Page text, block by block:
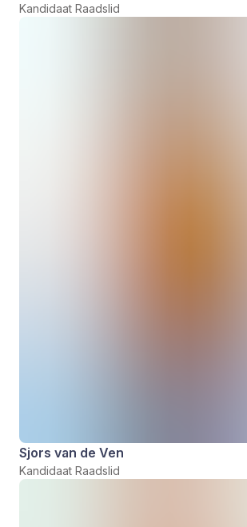
Kandidaat Raadslid
Sjors van de Ven
Kandidaat Raadslid